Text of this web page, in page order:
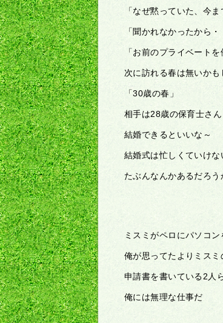
「なぜ黙っていた、今
「聞かれなかったから・
「お前のプライベート
次に訪れる春は無いかも
「30歳の春」
相手は28歳の保育士さん
結婚できるといいな～
結婚式は忙しくていけな
たぶんなんかあるだろう
ミスミがペロにパソコ
俺が思ってたよりミスミ
申請書を書いている2人
俺には無理な仕事だ